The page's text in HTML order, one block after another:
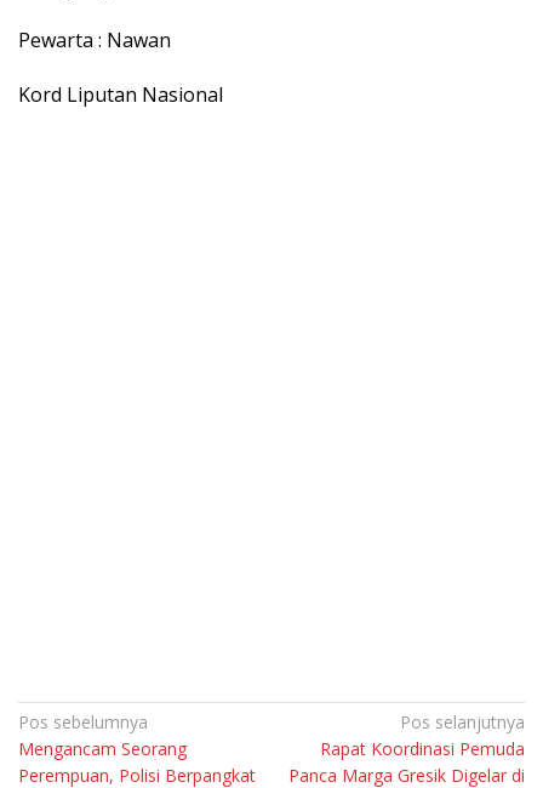
Pewarta : Nawan
Kord Liputan Nasional
Navigasi
pos
Pos sebelumnya
Mengancam Seorang
Perempuan, Polisi Berpangkat
Pos selanjutnya
Rapat Koordinasi Pemuda
Panca Marga Gresik Digelar di